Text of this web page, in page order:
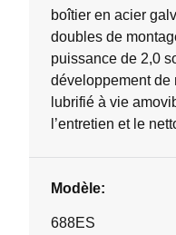
boîtier en acier
doubles de
puissance de 2,0
développement de
lubrifié à vie
l’entretien et le
Modèle:
688ES